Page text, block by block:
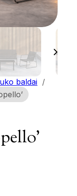
baldai /